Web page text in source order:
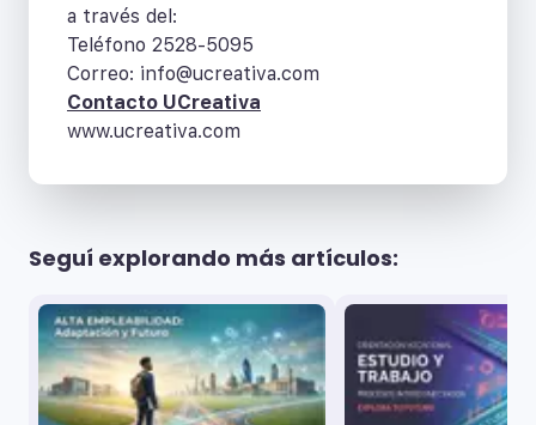
a través del:
Teléfono 2528-5095
Correo: info@ucreativa.com
Contacto UCreativa
www.ucreativa.com
Seguí explorando más artículos: